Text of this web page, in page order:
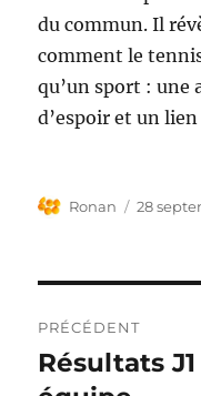
du commun. Il
comment le
qu’un sport : une
d’espoir et un
Auteur
Ronan
Publié
28
de
PRÉCÉDENT
Publication
Résultats